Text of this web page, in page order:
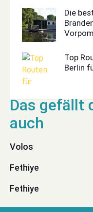
Die
Top
Berlin
Volos
Fethiye
Fethiye